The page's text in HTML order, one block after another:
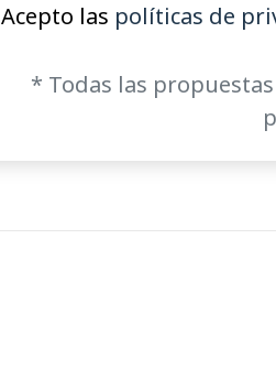
Acepto las políticas de
* Todas las